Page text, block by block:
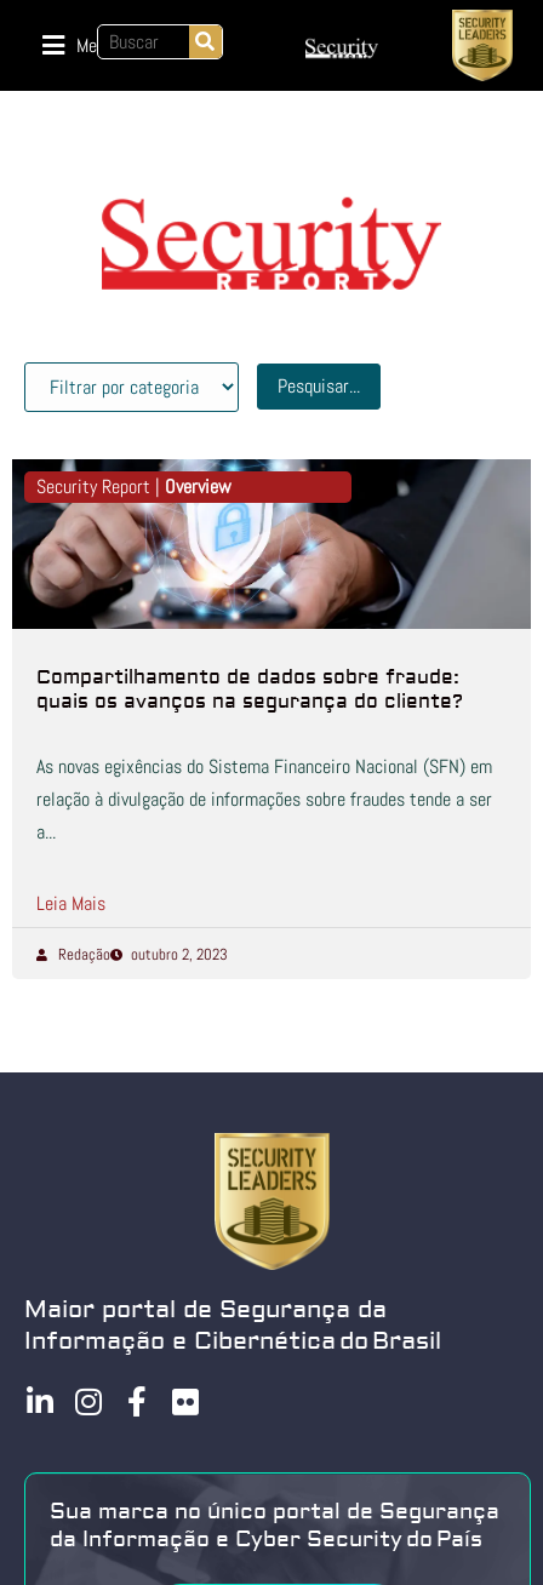
Menu
Pesquisar...
Security Report | Overview
Compartilhamento de dados sobre fraude:
quais os avanços na segurança do cliente?
As novas egixências do Sistema Financeiro Nacional (SFN) em
relação à divulgação de informações sobre fraudes tende a ser
a...
Leia Mais
Redação outubro 2, 2023
Maior portal de Segurança da
Informação e Cibernética do Brasil
Sua marca no único portal de Segurança
da Informação e Cyber Security do País